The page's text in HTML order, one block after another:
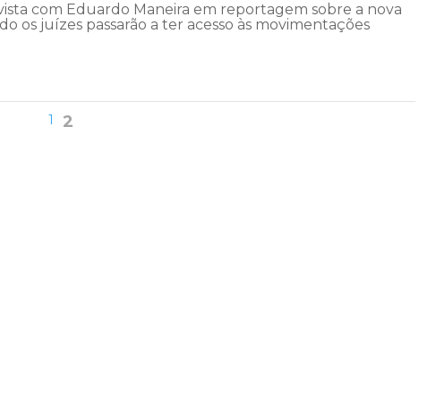
com Eduardo Maneira em reportagem sobre a nova
os juízes passarão a ter acesso às movimentações
1 2